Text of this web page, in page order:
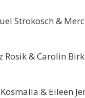
Strokosch &
Rosik & Carolin
& Eileen